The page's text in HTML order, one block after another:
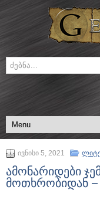
ივნისი 5, 2021
ამონარიდები
მოთხრობიდან –